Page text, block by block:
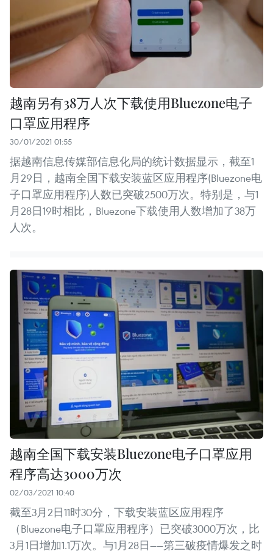
越南另有38万人次下载使用Bluezone电子
口罩应用程序
30/01/2021 01:55
据越南信息传媒部信息化局的统计数据显示，截至1
月29日，越南全国下载安装蓝区应用程序(Bluezone电
子口罩应用程序)人数已突破2500万次。特别是，与1
月28日19时相比，Bluezone下载使用人数增加了38万
人次。
越南全国下载安装Bluezone电子口罩应用
程序高达3000万次
02/03/2021 10:40
截至3月2日11时30分，下载安装蓝区应用程序
（Bluezone电子口罩应用程序）已突破3000万次，比
3月1日增加1.1万次。与1月28日——第三破疫情爆发之时